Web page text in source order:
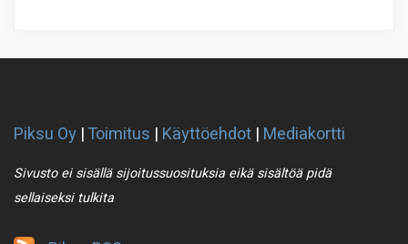
Piksu Oy |Toimitus | Käyttöehdot | Mediakortti
Sivusto ei sisällä sijoitussuosituksia eikä sisältöä pidä
sellaiseksi tulkita